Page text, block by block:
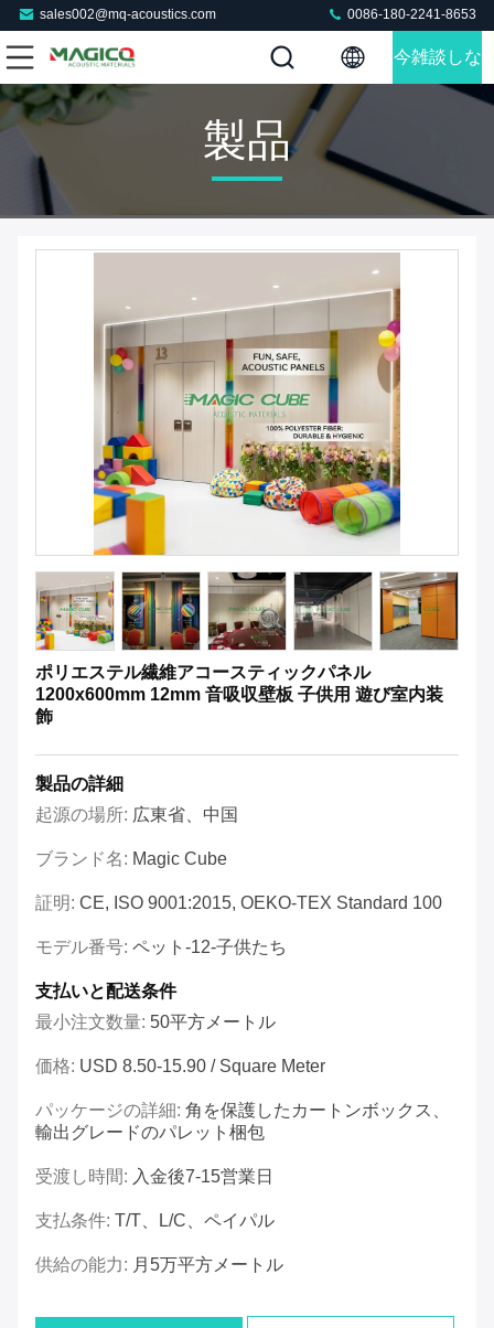
sales002@mq-acoustics.com 0086-180-2241-8653
今雑談しな
製品
ポリエステル繊維アコースティックパネル
1200x600mm 12mm 音吸収壁板 子供用 遊び室内装
飾
製品の詳細
起源の場所: 広東省、中国
ブランド名: Magic Cube
証明: CE, ISO 9001:2015, OEKO-TEX Standard 100
モデル番号: ペット-12-子供たち
支払いと配送条件
最小注文数量: 50平方メートル
価格: USD 8.50-15.90 / Square Meter
パッケージの詳細: 角を保護したカートンボックス、
輸出グレードのパレット梱包
受渡し時間: 入金後7-15営業日
支払条件: T/T、L/C、ペイパル
供給の能力: 月5万平方メートル